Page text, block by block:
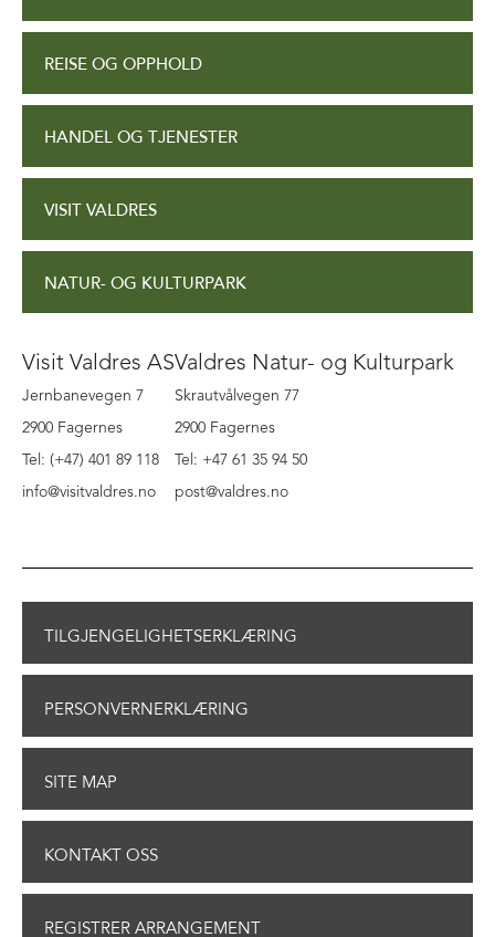
REISE OG OPPHOLD
HANDEL OG TJENESTER
VISIT VALDRES
NATUR- OG KULTURPARK
Visit Valdres AS
Jernbanevegen 7
2900 Fagernes
Tel: (+47) 401 89 118
info@visitvaldres.no
Valdres Natur- og Kulturpark
Skrautvålvegen 77
2900 Fagernes
Tel: +47 61 35 94 50
post@valdres.no
TILGJENGELIGHETSERKLÆRING
PERSONVERNERKLÆRING
SITE MAP
KONTAKT OSS
REGISTRER ARRANGEMENT